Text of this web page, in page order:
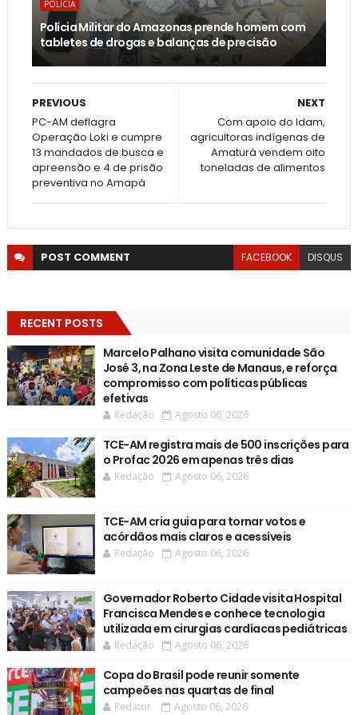
POLICIA
Polícia Militar do Amazonas prende homem com
tabletes de drogas e balanças de precisão
NEXT
Com apoio do Idam,
agricultoras indígenas de
Amaturá vendem oito
toneladas de alimentos
PREVIOUS
PC-AM deflagra
Operação Loki e cumpre
13 mandados de busca e
apreensão e 4 de prisão
preventiva no Amapá
POST COMMENT FACEBOOK DISQUS
RECENT POSTS
Marcelo Palhano visita comunidade São
José 3, na Zona Leste de Manaus, e reforça
compromisso com políticas públicas
efetivas
Redação Agosto 06, 2026
TCE-AM registra mais de 500 inscrições para
o Profac 2026 em apenas três dias
Redação Agosto 06, 2026
TCE-AM cria guia para tornar votos e
acórdãos mais claros e acessíveis
Redação Agosto 06, 2026
Governador Roberto Cidade visita Hospital
Francisca Mendes e conhece tecnologia
utilizada em cirurgias cardíacas pediátricas
Redação Agosto 06, 2026
Copa do Brasil pode reunir somente
campeões nas quartas de final
Redator Agosto 06, 2026